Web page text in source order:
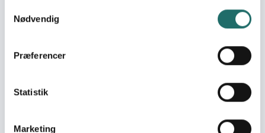
Nødvendig
Præferencer
Statistik
Marketing
communities in Atwima Nwabiagya North District (ANND)
with knowledge and skills needed for appropriate public
the governance and democratic processes of their
communities, and ANND in general. Majority of the youth
they are supposed to play, as well as the rights they
have in the democratic, governance and development
This intervention has been developed to mobilise and